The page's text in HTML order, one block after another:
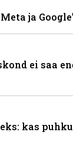
ja
ei saa
kas